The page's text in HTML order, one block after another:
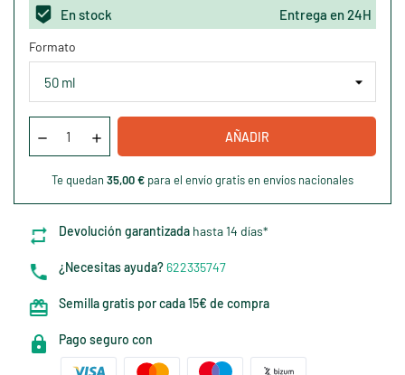
En stock Entrega en 24H
Formato
AÑADIR
Te quedan 35,00 € para el envío gratis en envíos nacionales
Devolución garantizada hasta 14 días*
¿Necesitas ayuda?622335747
Semilla gratis por cada 15€ de compra
Pago seguro con